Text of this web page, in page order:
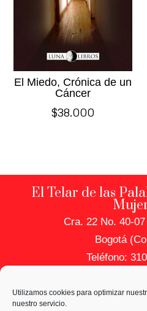
Utilizamos cookies para optimizar
nuestro servicio.
El Miedo, Crónica de un
Cáncer
$38.000
El Telar de las
Cra. 22 No. 40-
Bogotá
Teléfono:
Política de